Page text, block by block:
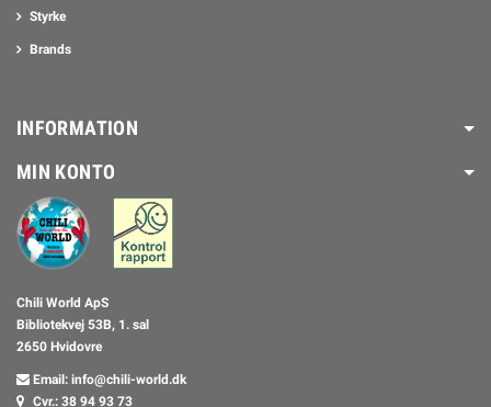
Styrke
Brands
INFORMATION
MIN KONTO
Chili World ApS
Bibliotekvej 53B, 1. sal
2650 Hvidovre
Email: info@chili-world.dk
Cvr.: 38 94 93 73